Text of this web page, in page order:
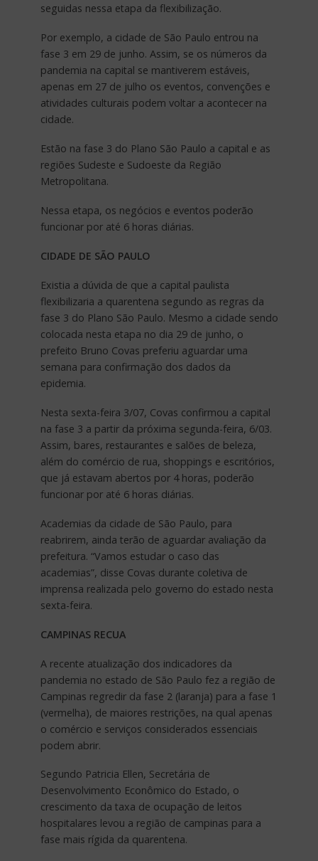
seguidas nessa etapa da flexibilização.
Por exemplo, a cidade de São Paulo entrou na
fase 3 em 29 de junho. Assim, se os números da
pandemia na capital se mantiverem estáveis,
apenas em 27 de julho os eventos, convenções e
atividades culturais podem voltar a acontecer na
cidade.
Estão na fase 3 do Plano São Paulo a capital e as
regiões Sudeste e Sudoeste da Região
Metropolitana.
Nessa etapa, os negócios e eventos poderão
funcionar por até 6 horas diárias.
CIDADE DE SÃO PAULO
Existia a dúvida de que a capital paulista
flexibilizaria a quarentena segundo as regras da
fase 3 do Plano São Paulo. Mesmo a cidade sendo
colocada nesta etapa no dia 29 de junho, o
prefeito Bruno Covas preferiu aguardar uma
semana para confirmação dos dados da
epidemia.
Nesta sexta-feira 3/07, Covas confirmou a capital
na fase 3 a partir da próxima segunda-feira, 6/03.
Assim, bares, restaurantes e salões de beleza,
além do comércio de rua, shoppings e escritórios,
que já estavam abertos por 4 horas, poderão
funcionar por até 6 horas diárias.
Academias da cidade de São Paulo, para
reabrirem, ainda terão de aguardar avaliação da
prefeitura. “Vamos estudar o caso das
academias”, disse Covas durante coletiva de
imprensa realizada pelo governo do estado nesta
sexta-feira.
CAMPINAS RECUA
A recente atualização dos indicadores da
pandemia no estado de São Paulo fez a região de
Campinas regredir da fase 2 (laranja) para a fase 1
(vermelha), de maiores restrições, na qual apenas
o comércio e serviços considerados essenciais
podem abrir.
Segundo Patricia Ellen, Secretária de
Desenvolvimento Econômico do Estado, o
crescimento da taxa de ocupação de leitos
hospitalares levou a região de campinas para a
fase mais rígida da quarentena.